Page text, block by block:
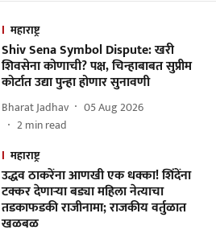
महाराष्ट्र
Shiv Sena Symbol Dispute: खरी
शिवसेना कोणाची? पक्ष, चिन्हाबाबत सुप्रीम
कोर्टात उद्या पुन्हा होणार सुनावणी
Bharat Jadhav
05 Aug 2026
2min read
महाराष्ट्र
उद्धव ठाकरेंना आणखी एक धक्का! शिंदेंना
टक्कर देणाऱ्या बड्या महिला नेत्याचा
तडकाफडकी राजीनामा; राजकीय वर्तुळात
खळबळ